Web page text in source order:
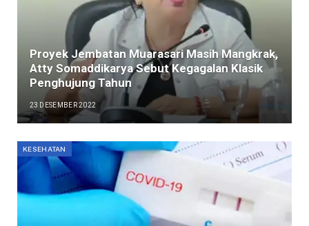
Proyek Jembatan Muarasari Masih Mangkrak,
Atty Somaddikarya Sebut Kegagalan Klasik
Penghujung Tahun
23 DESEMBER 2022
KESEHATAN